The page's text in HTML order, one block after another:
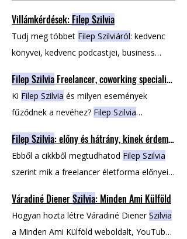
Villámkérdések: Filep Szilvia
Tudj meg többet Filep Szilviáról: kedvenc
könyvei, kedvenc podcastjei, business
Filep Szilviáról! Nézd meg ennek a
podcastnek a videó változatát itt! További
cikkek a témában:Filep SzilviaFreelancer,
coworking specialistaFilep Szilvia: előny és
hátrány , kinek érdemes, skálázás,
tanácsok Villámkérdések: Filep Szilvia
Filep Szilvia Freelancer, coworking specialista
Ki Filep Szilvia és milyen események
fűződnek a nevéhez? Filep Szilvia
végezte tanulmányait, és 7 éve már
Veszprémben él Tudj meg többetFilep
Szilviáról! Nézd meg ennek a podcastnek a
videó változatát itt! További cikkek a
témában:
Filep SzilviaFreelancer,
coworking specialista
Filep Szilvia: előny és
Filep Szilvia: előny és hátrány, kinek érdemes, skálázás, tanácsok
Ebből a cikkből megtudhatod Filep Szilvia
szerint mik a freelancer életforma előnyei
gondolSzilviaa freelancer vállalkozás
skálázásáról nézd meg ezt a videót! Tudj
Váradiné DienerSzilvia: Minden Ami Külföld
Hogyan hozta létre Váradiné DienerSzilvia
a Minden Ami Külföld weboldalt, YouTube